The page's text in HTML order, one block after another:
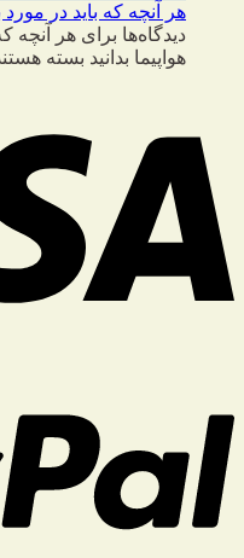
هر آنچه که باید در مورد
دیدگاه‌ها برای هر آنچه
هواپیما بدانید بسته